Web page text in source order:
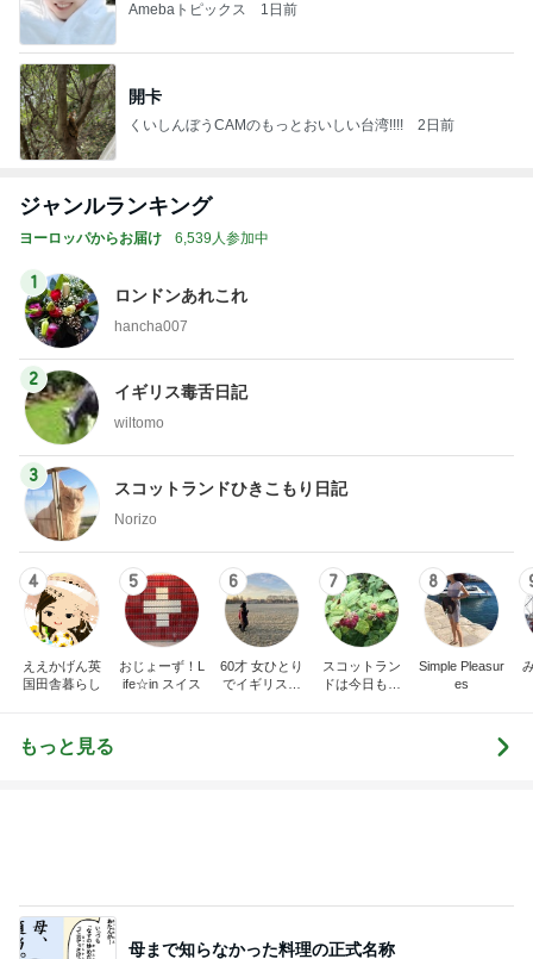
Amebaトピックス 1日前
開卡
くいしんぼうCAMのもっとおいしい台湾!!!! 2日前
ジャンルランキング
ヨーロッパからお届け 6,539人参加中
1
ロンドンあれこれ
hancha007
2
イギリス毒舌日記
wiltomo
3
スコットランドひきこもり日記
Norizo
4
ええかげん英
国田舎暮らし
5
おじょーず！L
ife☆in スイス
6
60才 女ひとり
でイギリスに
7
スコットラン
ドは今日も曇
8
Simple Pleasur
es
もっと見る
募集した日にアンケートが出た犬